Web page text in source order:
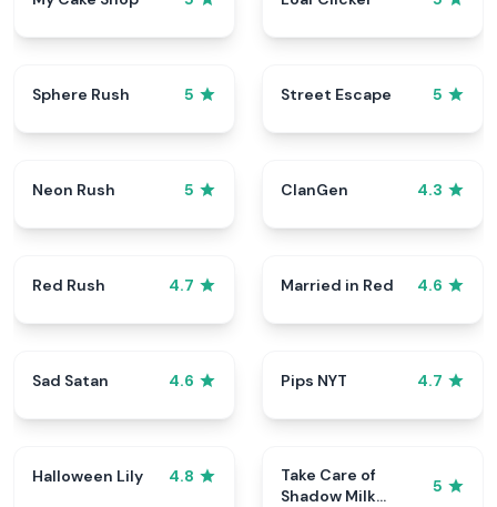
Sphere Rush 5 Street Escape 5
Neon Rush 5 ClanGen 4.3
Red Rush 4.7 Married in Red 4.6
Sad Satan 4.6 Pips NYT 4.7
Halloween Lily 4.8
Take Care of
Shadow Milk
5